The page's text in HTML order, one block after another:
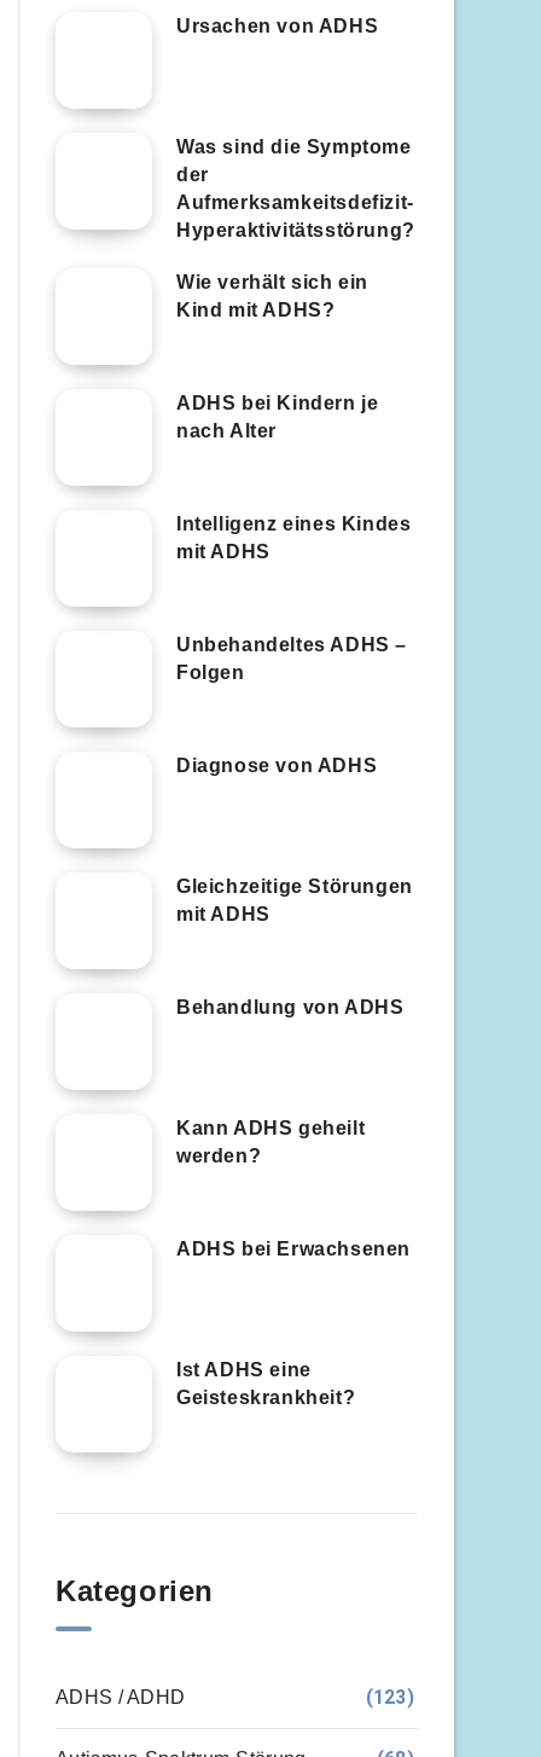
Ursachen von ADHS
Was sind die Symptome
der
Aufmerksamkeitsdefizit-
Hyperaktivitätsstörung?
Wie verhält sich ein
Kind mit ADHS?
ADHS bei Kindern je
nach Alter
Intelligenz eines Kindes
mit ADHS
Unbehandeltes ADHS –
Folgen
Diagnose von ADHS
Gleichzeitige Störungen
mit ADHS
Behandlung von ADHS
Kann ADHS geheilt
werden?
ADHS bei Erwachsenen
Ist ADHS eine
Geisteskrankheit?
Kategorien
ADHS / ADHD (123)